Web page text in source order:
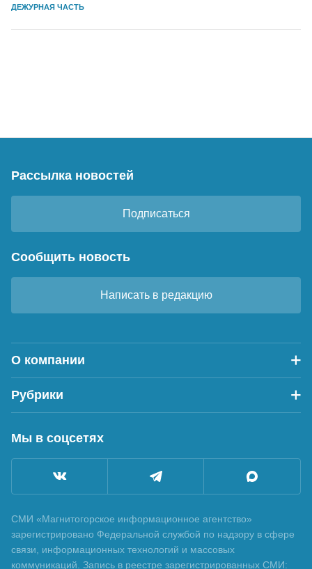
ДЕЖУРНАЯ ЧАСТЬ
Рассылка новостей
Подписаться
Сообщить новость
Написать в редакцию
О компании
Рубрики
Мы в соцсетях
СМИ «Магнитогорское информационное агентство»
зарегистрировано Федеральной службой по надзору в сфере
связи, информационных технологий и массовых
коммуникаций. Запись в реестре зарегистрированных СМИ: